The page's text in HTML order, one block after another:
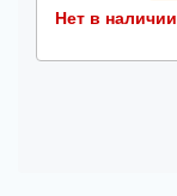
Нет в наличии